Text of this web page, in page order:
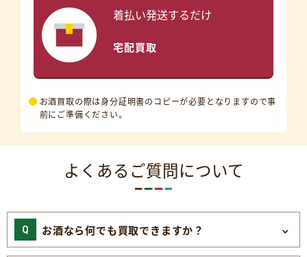
着払い発送するだけ
宅配買取
お酒買取の際は身分証明書のコピーが必要となりますので事
前にご準備ください。
よくあるご質問について
お酒なら何でも買取できますか？